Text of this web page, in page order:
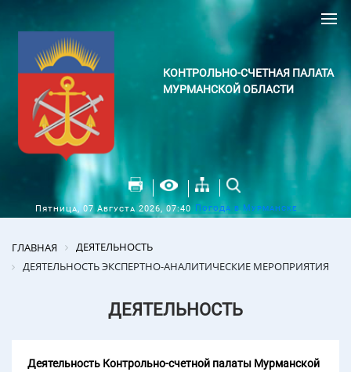
КОНТРОЛЬНО-СЧЕТНАЯ ПАЛАТА
МУРМАНСКОЙ ОБЛАСТИ
Пятница, 07 Августа 2026, 07:40 Погода в Мурманске
ГЛАВНАЯ
ДЕЯТЕЛЬНОСТЬ
ДЕЯТЕЛЬНОСТЬ ЭКСПЕРТНО-АНАЛИТИЧЕСКИЕ МЕРОПРИЯТИЯ
ДЕЯТЕЛЬНОСТЬ
Деятельность Контрольно-счетной палаты Мурманской